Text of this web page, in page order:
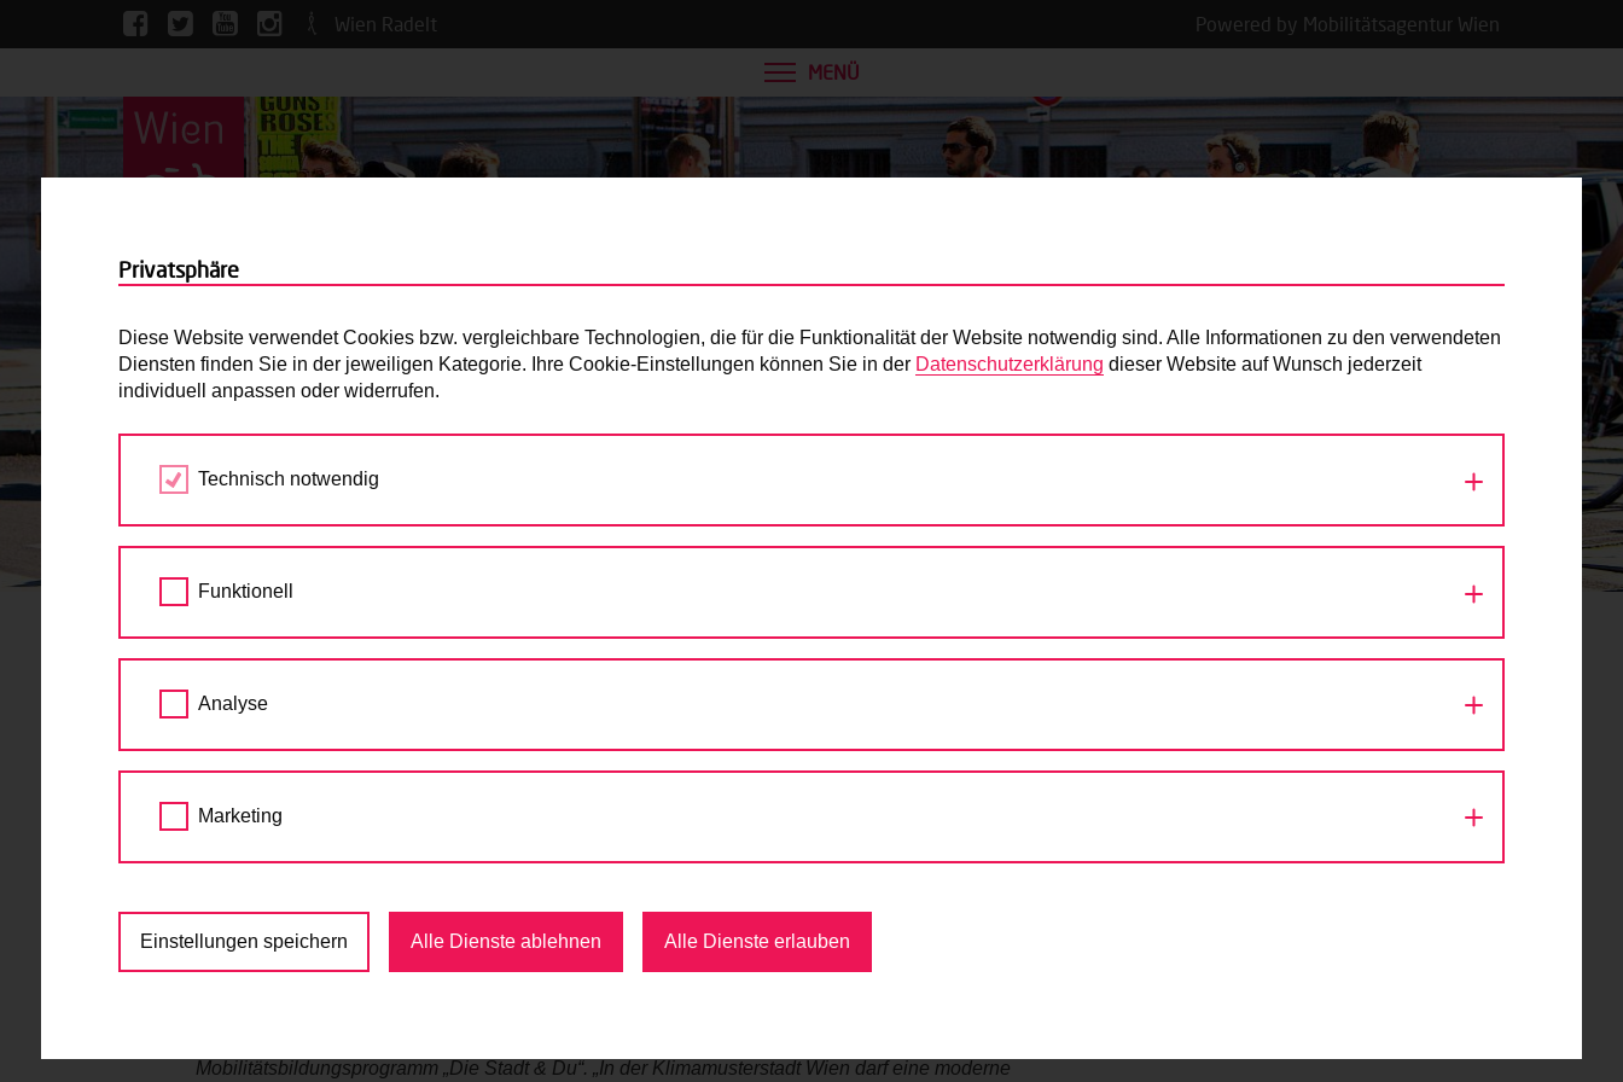
Wien Radelt Powered by Mobilitätsagentur Wien
MENÜ
Presse
STARTSEITE AKTUELLES AUSGEZEICHNETE MOBILITÄTSBILDUNG IN WIEN!
Ausgezeichnete Mobilitätsbildung in Wien!
Wien, 7. September 2022. Das Bildungsprogramm „Die Stadt&Du“ der
Mobilitätsagentur erhält den VCÖ-Mobilitätspreis Wien
Rad vermittelt. Das bei Kindern und Pädagog*innen beliebte Bildungsprogramm wurde heute mit dem
Mobilitätspreis Wienausgezeichnet.
Mobilitätsbildungsprogramm „Die Stadt & Du“. „In der Klimamusterstadt Wien darf eine moderne
Privatsphäre
Diese Website verwendet Cookies bzw. vergleichbare Technologien, die für die Funktionalität der Website notwendig sind. Alle Informationen zu den verwendeten
Diensten finden Sie in der jeweiligen Kategorie. Ihre Cookie-Einstellungen können Sie in der Datenschutzerklärung dieser Website auf Wunsch jederzeit
individuell anpassen oder widerrufen.
Technisch notwendig
Funktionell
Analyse
Marketing
Einstellungen speichern Alle Dienste ablehnen Alle Dienste erlauben